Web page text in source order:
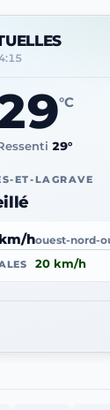
ET-LAGRAVE
houest-nord-
20 km/h
°C
29°